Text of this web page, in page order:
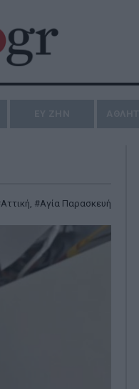
Αττική, Αγία Παρασκευή